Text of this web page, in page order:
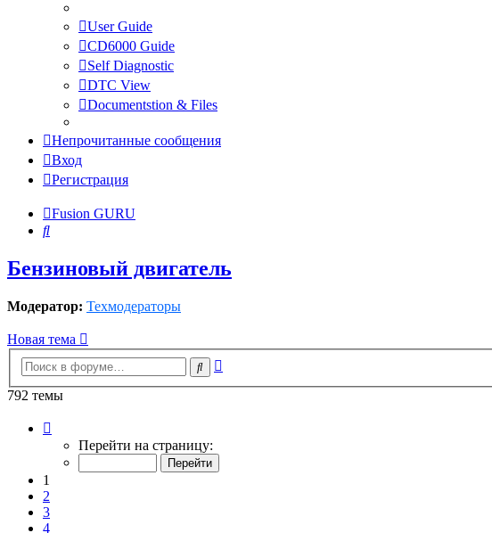
User Guide
CD6000 Guide
Self Diagnostic
DTC View
Documentstion & Files
Непрочитанные сообщения
Вход
Регистрация
Fusion GURU
Поиск
Бензиновый двигатель
Модератор: Техмодераторы
Новая тема
Поиск
792 темы
Перейти на страницу:
1
2
3
4